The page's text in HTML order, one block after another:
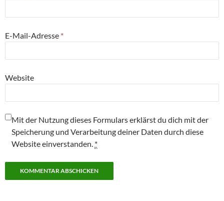
E-Mail-Adresse *
Website
Mit der Nutzung dieses Formulars erklärst du dich mit der
Speicherung und Verarbeitung deiner Daten durch diese
Website einverstanden. *